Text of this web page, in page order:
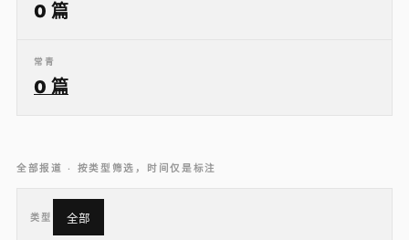
0 篇
常青
0 篇
全部报道 · 按类型筛选，时间仅是标注
类型 全部